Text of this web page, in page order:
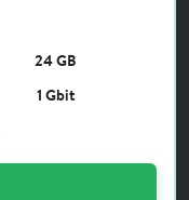
24 GB
1 Gbit